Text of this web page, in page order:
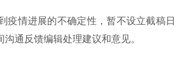
疫情进展的不确定性，暂不设立截稿日
通反馈编辑处理建议和意见。